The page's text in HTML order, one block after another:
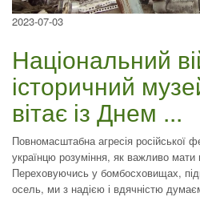
2023-07-03
Національний
історичний
вітає із Днем ...
Повномасштабна агресія російської
українцю розуміння, як важливо мати
Переховуючись у бомбосховищах,
осель, ми з надією і вдячністю